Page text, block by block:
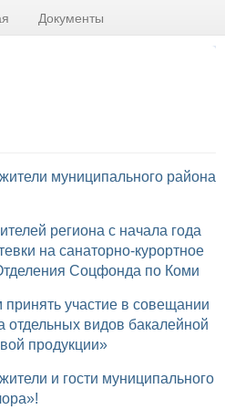
Документы
на санаторно-курортное
Соцфонда по Коми
отдельных видов бакалейной
продукции»